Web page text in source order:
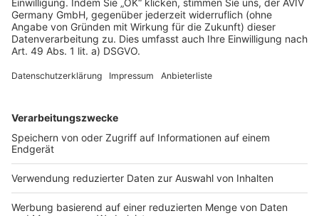
Datenschutz
Impressum
Services
Bauprojekt-Quiz
Häuser-Suche
Hausanbieter-Suche
Bauprojekt-Profil